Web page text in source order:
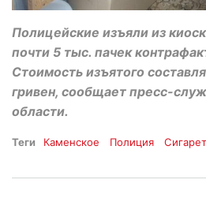
Полицейские изъяли из
почти 5 тыс. пачек
Стоимость изъятого
гривен, сообщает пресс-
области.
Теги Каменское Полиция